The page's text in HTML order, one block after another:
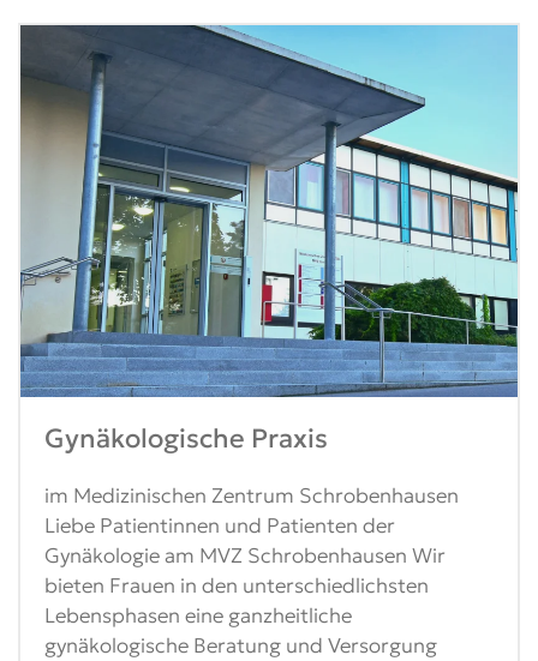
Gynäkologische Praxis
im Medizinischen Zentrum Schrobenhausen
Liebe Patientinnen und Patienten der
Gynäkologie am MVZ Schrobenhausen Wir
bieten Frauen in den unterschiedlichsten
Lebensphasen eine ganzheitliche
gynäkologische Beratung und Versorgung